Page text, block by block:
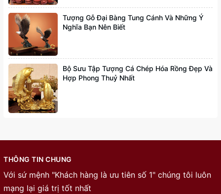
Tượng Gỗ Đại Bàng Tung Cánh Và Những Ý
Nghĩa Bạn Nên Biết
Bộ Sưu Tập Tượng Cá Chép Hóa Rồng Đẹp Và
Hợp Phong Thuỷ Nhất
THÔNG TIN CHUNG
Với sứ mệnh "Khách hàng là ưu tiên số 1" chúng tôi luôn
mạng lại giá trị tốt nhất